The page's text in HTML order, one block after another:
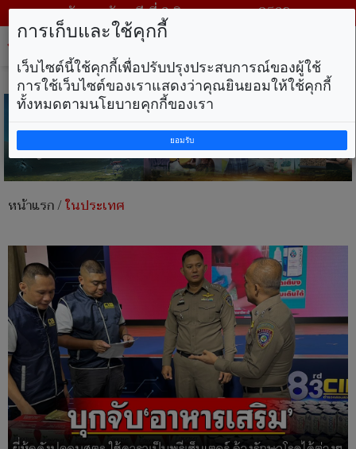
วันพฤหัสบดี ที่ 6 สิงหาคม พ.ศ. 2569
หน้าแรก/ในประเทศ
การเก็บและใช้คุกกี้
เว็บไซต์นี้ใช้คุกกี้เพื่อปรับปรุงประสบการณ์ของผู้ใช้
การใช้เว็บไซต์ของเราแสดงว่าคุณยินยอมให้ใช้คุกกี้
ทั้งหมดตามนโยบายคุกกี้ของเรา
ยอมรับ